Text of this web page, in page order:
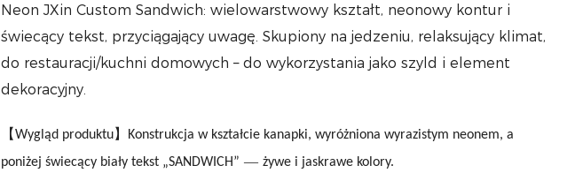
Neon JXin Custom Sandwich: wielowarstwowy kształt, neonowy kontur i
świecący tekst, przyciągający uwagę. Skupiony na jedzeniu, relaksujący klimat,
do restauracji/kuchni domowych – do wykorzystania jako szyld i element
dekoracyjny.
【Wygląd produktu】Konstrukcja w kształcie kanapki, wyróżniona wyrazistym neonem, a
poniżej świecący biały tekst „SANDWICH” — żywe i jaskrawe kolory.